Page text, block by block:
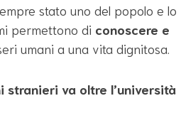
stato uno del popolo e lo
permettono di conoscere e
umani a una vita dignitosa.
va oltre l’università